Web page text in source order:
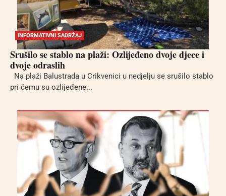
INFORMATIVNI SADRŽAJ
Srušilo se stablo na plaži: Ozlijeđeno dvoje djece i
dvoje odraslih
Na plaži Balustrada u Crikvenici u nedjelju se srušilo stablo
pri čemu su ozlijeđene...